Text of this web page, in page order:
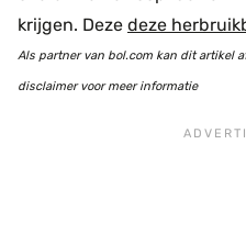
krijgen. Deze deze
Als partner van bol.com kan dit artikel
disclaimer voor meer informatie